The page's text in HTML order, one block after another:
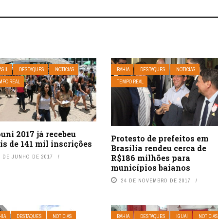
DESTAQUES
NOTÍCIAS
REAL
2017 já recebeu
de 141 mil inscrições
DE JUNHO DE 2017
BAHIA DESTAQUES
NOTÍCIAS
TEMPO REAL
Protesto de prefeitos em
Brasília rendeu cerca de
R$186 milhões para
municípios baianos
24 DE NOVEMBRO DE 2017
DESTAQUES
NOTÍCIAS
BAHIA DESTAQUES IGUAÍ
NOTÍCIAS